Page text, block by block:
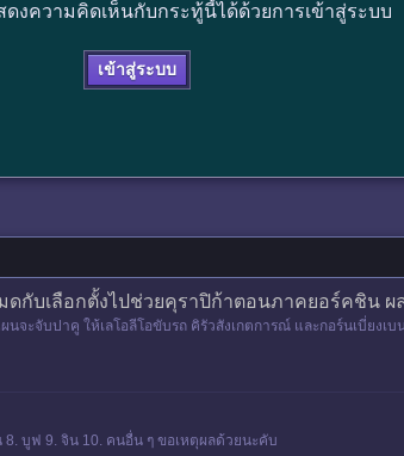
งความคิดเห็นกับกระทู้นี้ได้ด้วยการเข้าสู่ระบบ
เข้าสู่ระบบ
กับเลือกตั้งไปช่วยคุราปิก้าตอนภาคยอร์คชิน ผ
ะจับปาคู ให้เลโอลีโอขับรถ คิรัวสังเกตการณ์ และกอร์นเบี่ยงเ
8. บูฟ 9. จิน 10. คนอื่น ๆ ขอเหตุผลด้วยนะคับ